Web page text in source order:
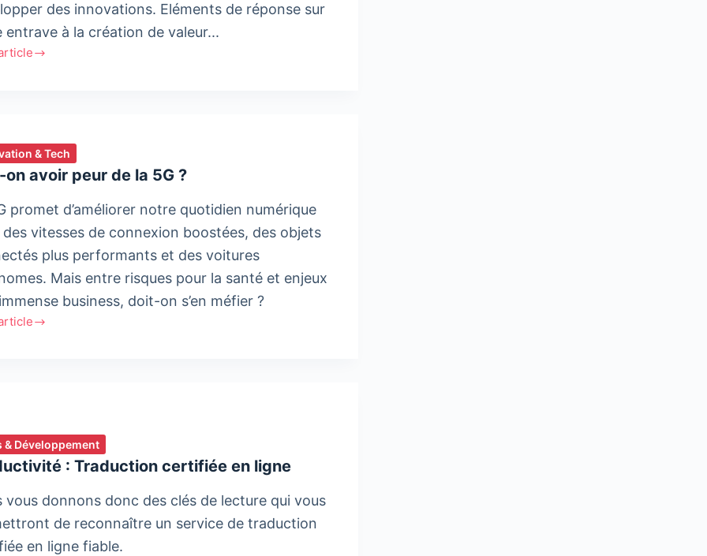
des innovations. Eléments de réponse sur
entrave à la création de valeur...
& Tech
on avoir peur de la 5G ?
promet d’améliorer notre quotidien numérique
des vitesses de connexion boostées, des objets
plus performants et des voitures
Mais entre risques pour la santé et enjeux
immense business, doit-on s’en méfier ?
& Développement
: Traduction certifiée en ligne
vous donnons donc des clés de lecture qui vous
de reconnaître un service de traduction
en ligne fiable.